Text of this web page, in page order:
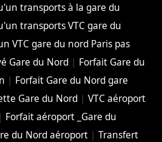
transports à la gare du
transports VTC gare du
VTC gare du nord Paris pas
Gare du Nord| Forfait Gare du
| Forfait Gare du Nord gare
Gare du Nord |VTC aéroport
Forfait aéroport _Gare du
du Nord aéroport |Transfert